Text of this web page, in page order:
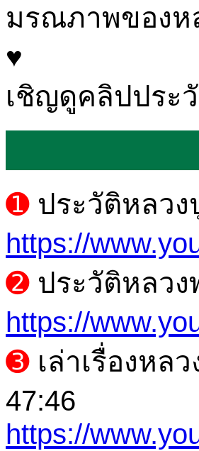
มรณภาพของห
♥
เชิญดูคลิปประ
➊ ประวัติหลว
https://
➋ ประวัติหลว
https://
➌ เล่าเรื่องหล
47:46
https://